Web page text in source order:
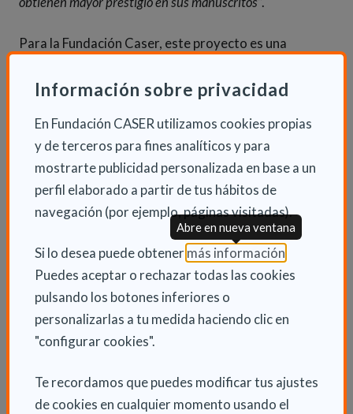
Información sobre privacidad
En Fundación CASER utilizamos cookies propias
y de terceros para fines analíticos y para
mostrarte publicidad personalizada en base a un
perfil elaborado a partir de tus hábitos de
navegación (por ejemplo, páginas visitadas).
Si lo desea puede obtener más información(Abre en
Puedes aceptar o rechazar todas las cookies
pulsando los botones inferiores o
personalizarlas a tu medida haciendo clic en
"configurar cookies".
Te recordamos que puedes modificar tus ajustes
de cookies en cualquier momento usando el
Abre en nueva ventana
Para la Fundación Caser, este proyecto es una
personas en situación de dependencia, sus familiares
apoyos.
INFORMACIÓN ADICIONAL
Mar 9 Mayo 2023
Fundación
Accede a la Revista Actas de Coordinación